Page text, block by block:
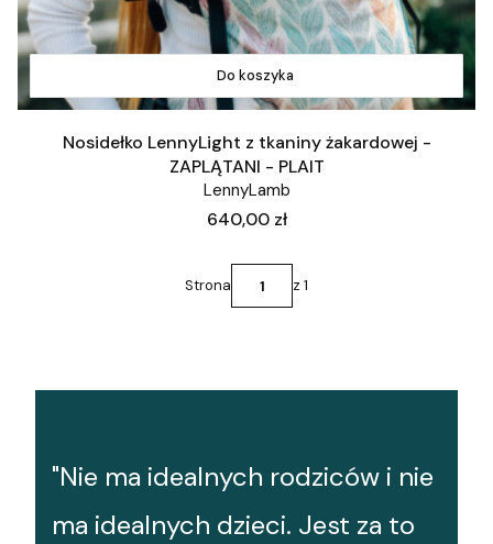
Do koszyka
Nosidełko LennyLight z tkaniny żakardowej -
ZAPLĄTANI - PLAIT
LennyLamb
Cena
640,00 zł
Strona z 1
"Nie ma idealnych rodziców i nie
ma idealnych dzieci. Jest za to